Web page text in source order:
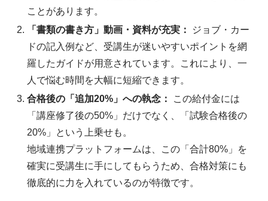
ことがあります。
「書類の書き方」動画・資料が充実：
ジョブ・カー
ドの記入例など、受講生が迷いやすいポイントを網
羅したガイドが用意されています。これにより、一
人で悩む時間を大幅に短縮できます。
合格後の「追加20%」への執念：
この給付金には
「講座修了後の50%」だけでなく、「試験合格後の
20%」という上乗せも。
地域連携プラットフォームは、この「合計80%」を
確実に受講生に手にしてもらうため、合格対策にも
徹底的に力を入れているのが特徴です。